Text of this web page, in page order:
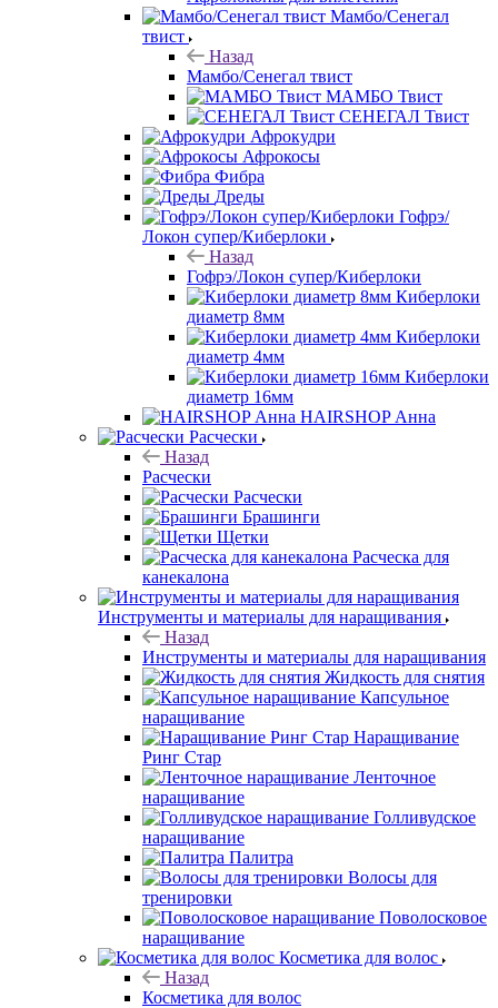
Мамбо/Сенегал
твист
Назад
Мамбо/Сенегал твист
МАМБО Твист
СЕНЕГАЛ Твист
Афрокудри
Афрокосы
Фибра
Дреды
Гофрэ/
Локон супер/Киберлоки
Назад
Гофрэ/Локон супер/Киберлоки
Киберлоки
диаметр 8мм
Киберлоки
диаметр 4мм
Киберлоки
диаметр 16мм
HAIRSHOP Анна
Расчески
Назад
Расчески
Расчески
Брашинги
Щетки
Расческа для
канекалона
Инструменты и материалы для наращивания
Назад
Инструменты и материалы для наращивания
Жидкость для снятия
Капсульное
наращивание
Наращивание
Ринг Стар
Ленточное
наращивание
Голливудское
наращивание
Палитра
Волосы для
тренировки
Поволосковое
наращивание
Косметика для волос
Назад
Косметика для волос